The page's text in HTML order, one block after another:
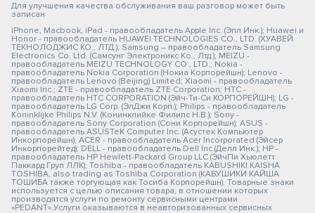
Для улучшения качества обслуживания ваш разговор может быть
записан
iPhone, Macbook, iPad - правообладатель Apple Inc. (Эпл Инк.); Huawei и
Honor - правообладатель HUAWEI TECHNOLOGIES CO., LTD. (ХУАВЕЙ
ТЕКНОЛОДЖИС КО., ЛТД.); Samsung – правообладатель Samsung
Electronics Co. Ltd. (Самсунг Электроникс Ко., Лтд.); MEIZU -
правообладатель MEIZU TECHNOLOGY CO., LTD.; Nokia -
правообладатель Nokia Corporation (Нокиа Корпорейшн); Lenovo -
правообладатель Lenovo (Beijing) Limited; Xiaomi - правообладатель
Xiaomi Inc.; ZTE - правообладатель ZTE Corporation; HTC -
правообладатель HTC CORPORATION (Эйч-Ти-Си КОРПОРЕЙШН); LG -
правообладатель LG Corp. (ЭлДжи Корп.); Philips - правообладатель
Koninklijke Philips N.V. (Конинклийке Филипс Н.В.); Sony -
правообладатель Sony Corporation (Сони Корпорейшн); ASUS -
правообладатель ASUSTeK Computer Inc. (Асустек Компьютер
Инкорпорейшн); ACER - правообладатель Acer Incorporated (Эйсер
Инкорпорейтед); DELL - правообладатель Dell Inc.(Делл Инк.); HP -
правообладатель HP Hewlett-Packard Group LLC (ЭйчПи Хьюлетт
Паккард Груп ЛЛК); Toshiba - правообладатель KABUSHIKI KAISHA
TOSHIBA, also trading as Toshiba Corporation (КАБУШИКИ КАЙША
ТОШИБА также торгующая как Тосиба Корпорейшн). Товарные знаки
используется с целью описания товара, в отношении которых
производятся услуги по ремонту сервисными центрами
«PEDANT».Услуги оказываются в неавторизованных сервисных